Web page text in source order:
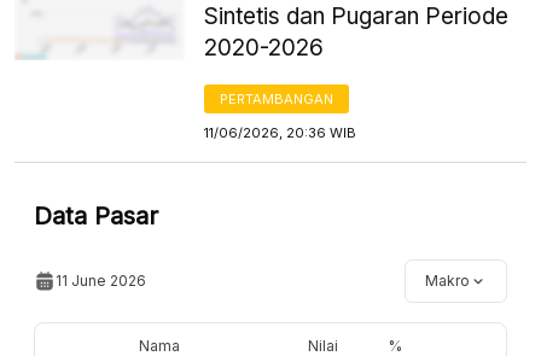
Sintetis dan Pugaran Periode
2020-2026
PERTAMBANGAN
11/06/2026, 20:36 WIB
Data Pasar
11 June 2026 Makro
Nama Nilai %